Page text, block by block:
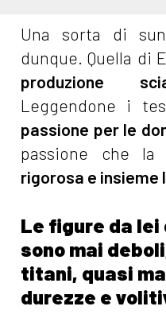
Una sorta di
dunque. Quella di
produzione
Leggendone i
passione per le
passione che la
rigorosa e insieme
Le figure da
sono mai
titani, quasi
durezze e